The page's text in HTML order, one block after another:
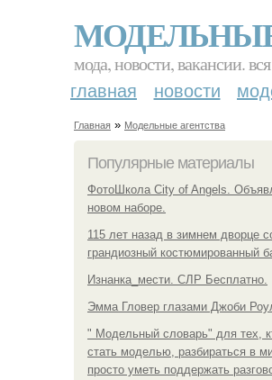
мода, новости, вакансии.
главная новости
Главная » Модельные агентства
Популярные материалы
ФотоШкола City of Angels.
новом наборе.
115 лет назад в зимнем дворце
грандиозный костюмированный
Изнанка_мести. СЛР Бесплатно.
Эмма Гловер глазами Джоби
" Модельный словарь" для тех,
стать моделью, разбираться в
просто уметь поддержать